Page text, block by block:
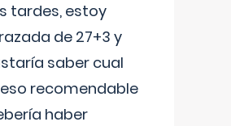
tardes, estoy
de 27+3 y
saber cual
recomendable
haber